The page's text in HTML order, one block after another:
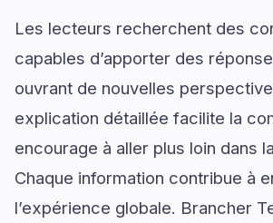
Les lecteurs recherchent des
capables d’apporter des
ouvrant de nouvelles
explication détaillée facilite la
encourage à aller plus loin dans
Chaque information contribue à
l’expérience globale. Brancher